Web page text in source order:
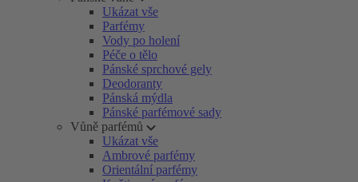
Ukázat vše
Parfémy
Vody po holení
Péče o tělo
Pánské sprchové gely
Deodoranty
Pánská mýdla
Pánské parfémové sady
Vůně parfémů
Ukázat vše
Ambrové parfémy
Orientální parfémy